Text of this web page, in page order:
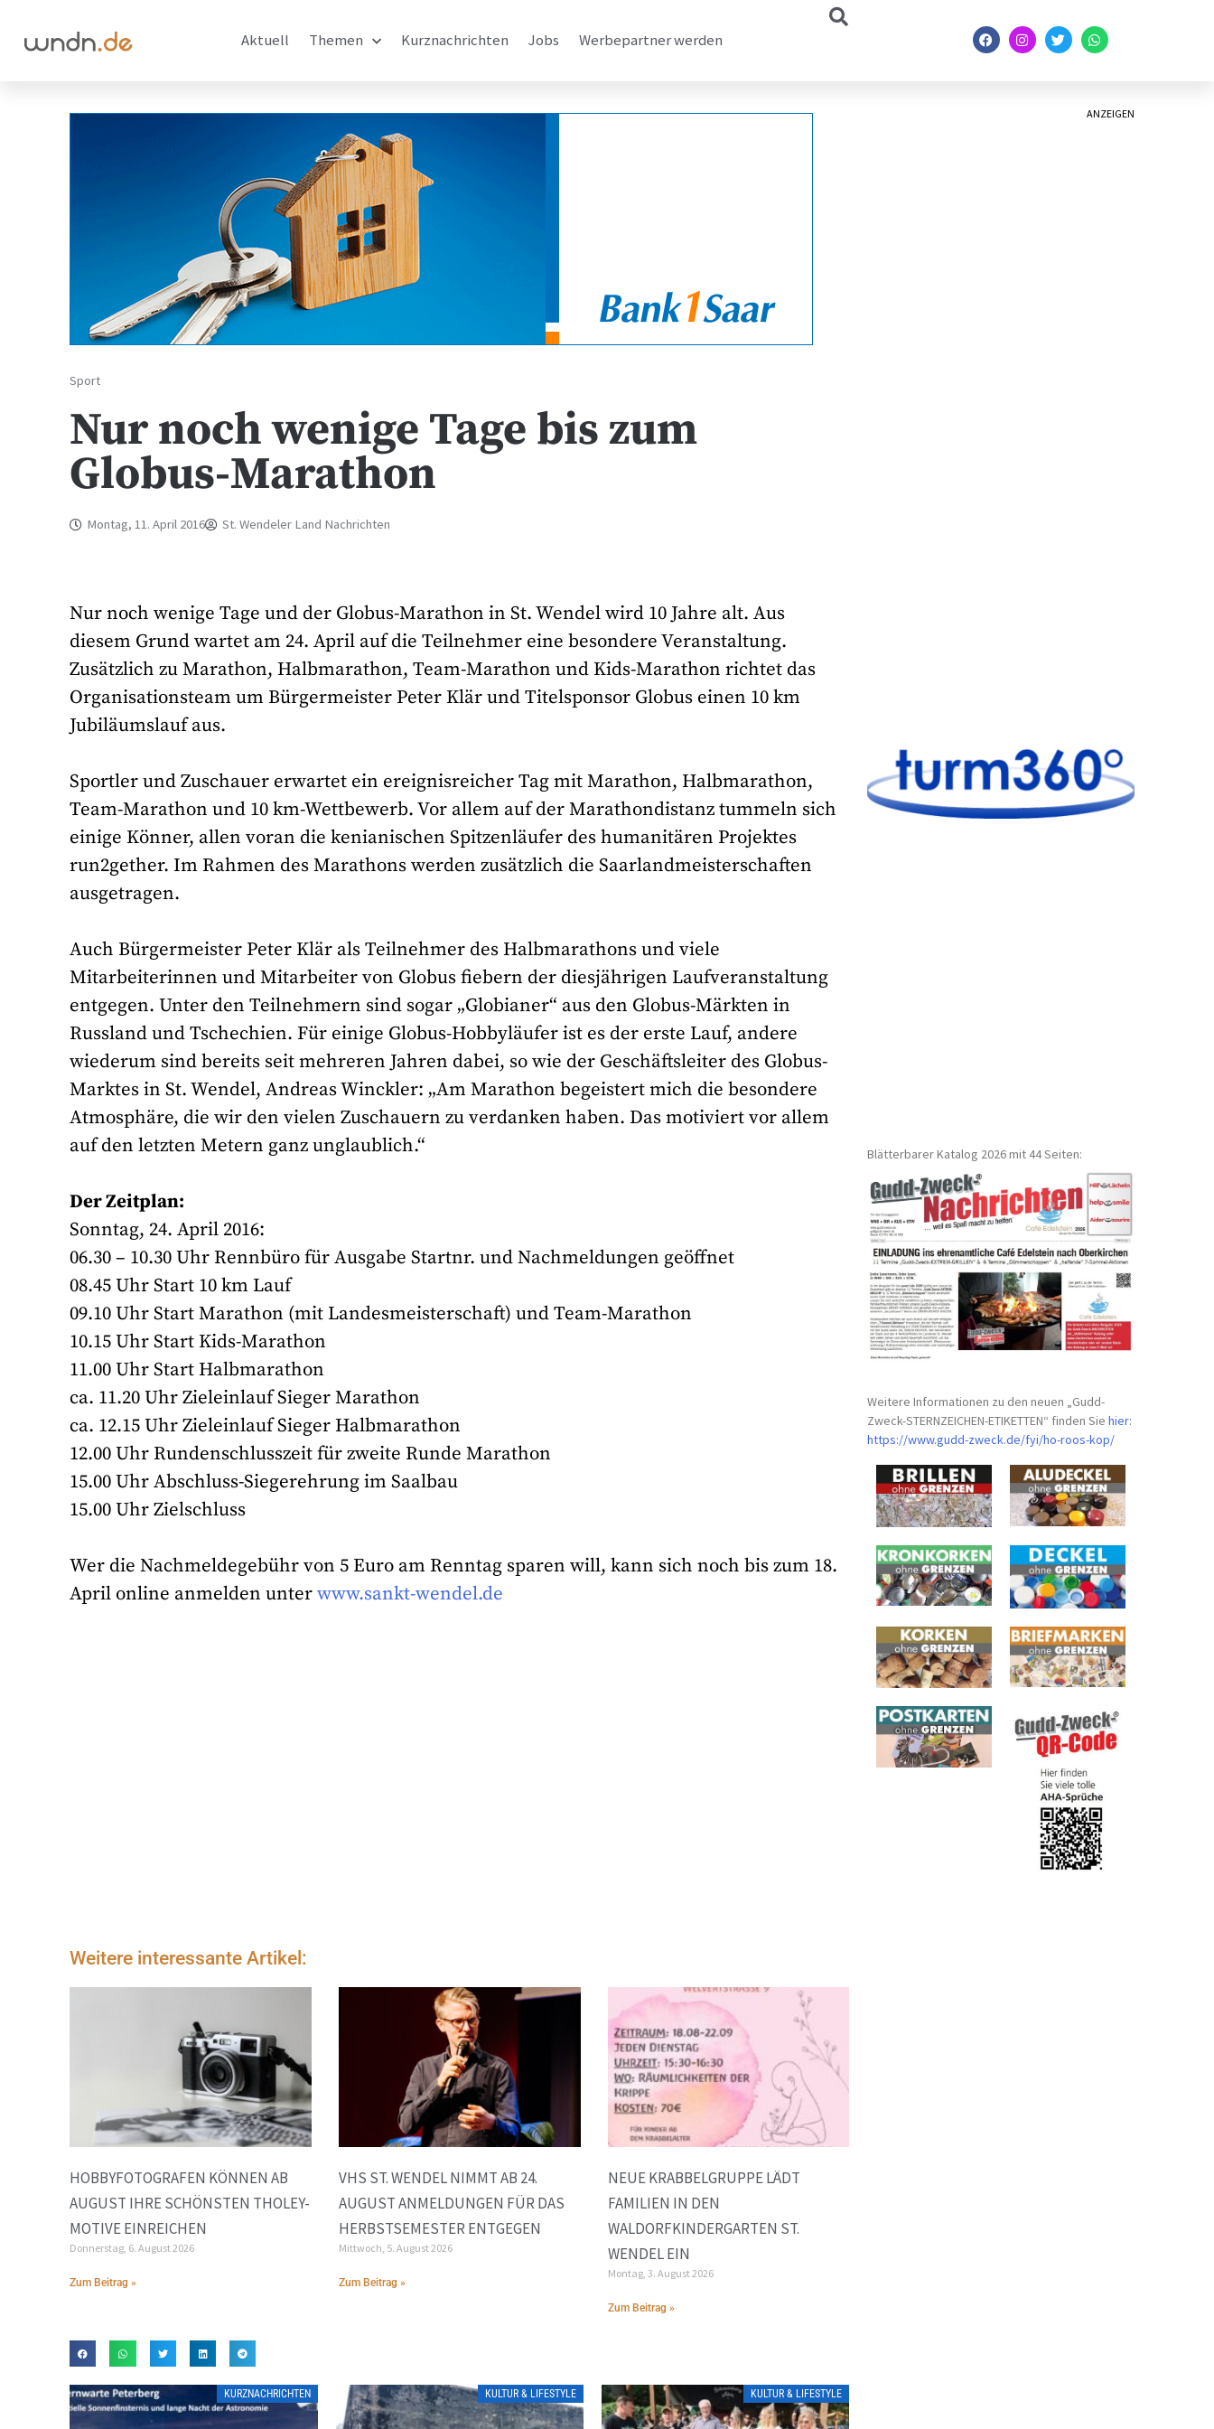
Aktuell Themen Kurznachrichten Jobs Werbepartner werden
Sport
Nur noch wenige Tage bis zum
Globus-Marathon
Montag, 11. April 2016 St. Wendeler Land Nachrichten
Nur noch wenige Tage und der Globus-Marathon in St. Wendel wird 10 Jahre alt. Aus
diesem Grund wartet am 24. April auf die Teilnehmer eine besondere Veranstaltung.
Zusätzlich zu Marathon, Halbmarathon, Team-Marathon und Kids-Marathon richtet das
Organisationsteam um Bürgermeister Peter Klär und Titelsponsor Globus einen 10 km
Jubiläumslauf aus.
Sportler und Zuschauer erwartet ein ereignisreicher Tag mit Marathon, Halbmarathon,
Team-Marathon und 10 km-Wettbewerb. Vor allem auf der Marathondistanz tummeln sich
einige Könner, allen voran die kenianischen Spitzenläufer des humanitären Projektes
run2gether. Im Rahmen des Marathons werden zusätzlich die Saarlandmeisterschaften
ausgetragen.
Auch Bürgermeister Peter Klär als Teilnehmer des Halbmarathons und viele
Mitarbeiterinnen und Mitarbeiter von Globus fiebern der diesjährigen Laufveranstaltung
entgegen. Unter den Teilnehmern sind sogar „Globianer“ aus den Globus-Märkten in
Russland und Tschechien. Für einige Globus-Hobbyläufer ist es der erste Lauf, andere
wiederum sind bereits seit mehreren Jahren dabei, so wie der Geschäftsleiter des Globus-
Marktes in St. Wendel, Andreas Winckler: „Am Marathon begeistert mich die besondere
Atmosphäre, die wir den vielen Zuschauern zu verdanken haben. Das motiviert vor allem
auf den letzten Metern ganz unglaublich.“
Der Zeitplan:
Sonntag, 24. April 2016:
06.30 – 10.30 Uhr Rennbüro für Ausgabe Startnr. und Nachmeldungen geöffnet
08.45 Uhr Start 10 km Lauf
09.10 Uhr Start Marathon (mit Landesmeisterschaft) und Team-Marathon
10.15 Uhr Start Kids-Marathon
11.00 Uhr Start Halbmarathon
ca. 11.20 Uhr Zieleinlauf Sieger Marathon
ca. 12.15 Uhr Zieleinlauf Sieger Halbmarathon
12.00 Uhr Rundenschlusszeit für zweite Runde Marathon
15.00 Uhr Abschluss-Siegerehrung im Saalbau
15.00 Uhr Zielschluss
Wer die Nachmeldegebühr von 5 Euro am Renntag sparen will, kann sich noch bis zum 18.
April online anmelden unterwww.sankt-wendel.de
Weitere interessante Artikel:
HOBBYFOTOGRAFEN KÖNNEN AB
AUGUST IHRE SCHÖNSTEN THOLEY-
MOTIVE EINREICHEN
Donnerstag, 6. August 2026
Zum Beitrag »
VHS ST. WENDEL NIMMT AB 24.
AUGUST ANMELDUNGEN FÜR DAS
HERBSTSEMESTER ENTGEGEN
Mittwoch, 5. August 2026
Zum Beitrag »
NEUE KRABBELGRUPPE LÄDT
FAMILIEN IN DEN
WALDORFKINDERGARTEN ST.
WENDEL EIN
Montag, 3. August 2026
Zum Beitrag »
KURZNACHRICHTEN KULTUR & LIFESTYLE KULTUR & LIFESTYLE
ANZEIGEN
Blätterbarer Katalog 2026 mit 44 Seiten:
Weitere Informationen zu den neuen „Gudd-
Zweck-STERNZEICHEN-ETIKETTEN“ finden Siehier:
https://www.gudd-zweck.de/fyi/ho-roos-kop/